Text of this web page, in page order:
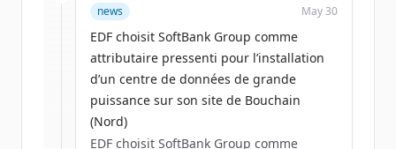
New accounts include trial credits to
get started.
Create Free Account
Har du redan ett konto?
news May 30
EDF choisit SoftBank Group comme
attributaire pressenti pour l’installation
d’un centre de données de grande
puissance sur son site de Bouchain
(Nord)
EDF choisit SoftBank Group comme